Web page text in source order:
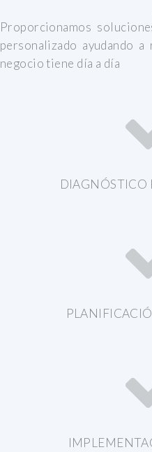
Proporcionamos
personalizado ayudando
negocio tiene día a día
DIAGNÓSTICO